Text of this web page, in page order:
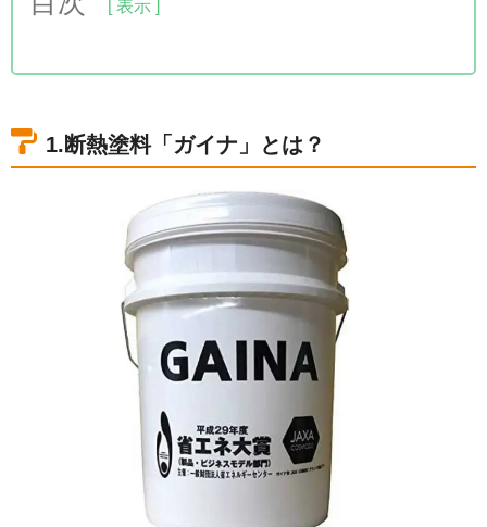
1.断熱塗料「ガイナ」とは？
1-2.ガイナは遮熱と断熱の両方を兼ね揃えた塗料
1-3. ガイナの費用相場は約3500円/㎡～
2.ガイナを弊社ではおすすめしていない理由2つ
2-1.「体感」があまり感じられないから
2-2.塗膜のひび割れが多いから
3.断熱塗料ガイナでの外壁塗装が向いている家と向い
4.ガイナを使って外壁塗装をするメリット6つ
4-1.夏は涼しく冬は暖かい
4-2.エアコンの使用を節約できる
4-4.結露を防ぐことができる
1.断熱塗料「ガイナ」とは？